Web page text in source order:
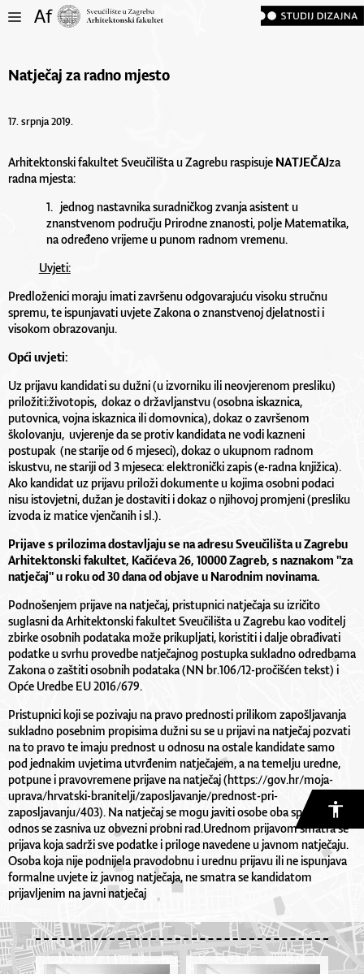
Natječaj za radno mjesto
17. srpnja 2019.
Arhitektonski fakultet Sveučilišta u Zagrebu raspisuje NATJEČAJza
radna mjesta:
1. jednog nastavnika suradničkog zvanja asistent u
znanstvenom području Prirodne znanosti, polje Matematika,
na određeno vrijeme u punom radnom vremenu.
Uvjeti:
Predloženici moraju imati završenu odgovarajuću visoku stručnu
spremu, te ispunjavati uvjete Zakona o znanstvenoj djelatnosti i
visokom obrazovanju.
Opći uvjeti:
Uz prijavu kandidati su dužni (u izvorniku ili neovjerenom presliku)
priložiti:životopis, dokaz o državljanstvu (osobna iskaznica,
putovnica, vojna iskaznica ili domovnica), dokaz o završenom
školovanju, uvjerenje da se protiv kandidata ne vodi kazneni
postupak (ne starije od 6 mjeseci), dokaz o ukupnom radnom
iskustvu, ne stariji od 3 mjeseca: elektronički zapis (e-radna knjižica).
Ako kandidat uz prijavu priloži dokumente u kojima osobni podaci
nisu istovjetni, dužan je dostaviti i dokaz o njihovoj promjeni (presliku
izvoda iz matice vjenčanih i sl.).
Prijave s prilozima dostavljaju se na adresu Sveučilišta u Zagrebu
Arhitektonski fakultet, Kačićeva 26, 10000 Zagreb, s naznakom "za
natječaj" u roku od 30 dana od objave u Narodnim novinama.
Podnošenjem prijave na natječaj, pristupnici natječaja su izričito
suglasni da Arhitektonski fakultet Sveučilišta u Zagrebu kao voditelj
zbirke osobnih podataka može prikupljati, koristiti i dalje obrađivati
podatke u svrhu provedbe natječajnog postupka sukladno odredbama
Zakona o zaštiti osobnih podataka (NN br.106/12-pročišćen tekst) i
Opće Uredbe EU 2016/679.
Pristupnici koji se pozivaju na pravo prednosti prilikom zapošljavanja
sukladno posebnim propisima dužni su se u prijavi na natječaj pozvati
na to pravo te imaju prednost u odnosu na ostale kandidate samo
pod jednakim uvjetima utvrđenim natječajem, a na temelju uredne,
potpune i pravovremene prijave na natječaj (https://gov.hr/moja-
uprava/hrvatski-branitelji/zaposljavanje/prednost-pri-
zaposljavanju/403). Na natječaj se mogu javiti osobe oba spola. Radni
odnos se zasniva uz obvezni probni rad.Urednom prijavom smatra se
prijava koja sadrži sve podatke i priloge navedene u javnom natječaju.
Osoba koja nije podnijela pravodobnu i urednu prijavu ili ne ispunjava
formalne uvjete iz javnog natječaja, ne smatra se kandidatom
prijavljenim na javni natječaj